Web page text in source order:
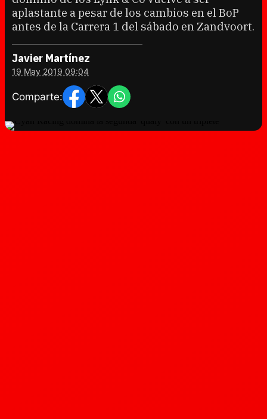
aplastante a pesar de los cambios en el BoP
antes de la Carrera 1 del sábado en Zandvoort.
Javier Martínez
19 May 2019 09:04
Comparte: